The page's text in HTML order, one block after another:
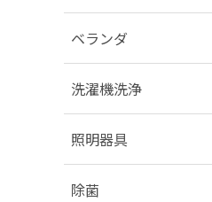
ベランダ
洗濯機洗浄
照明器具
除菌